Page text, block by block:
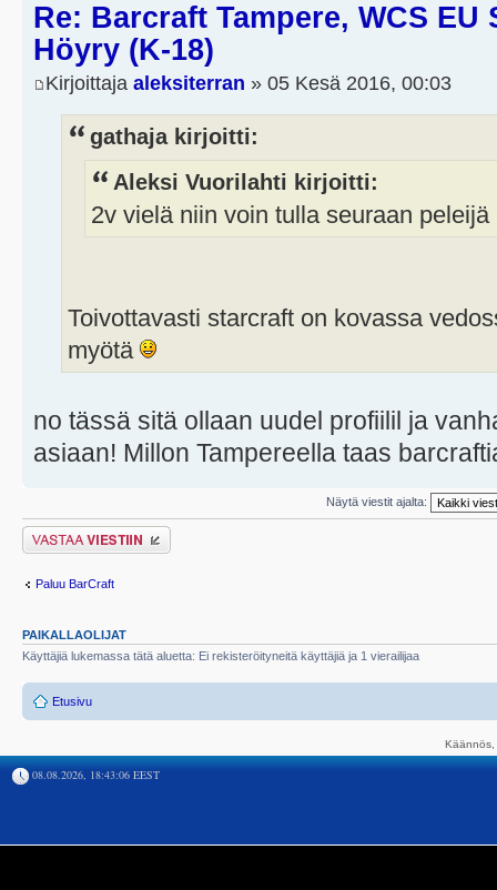
Re: Barcraft Tampere, WCS EU
Höyry (K-18)
Kirjoittaja aleksiterran » 05 Kesä 2016, 00:03
gathaja kirjoitti:
Aleksi Vuorilahti kirjoitti:
2v vielä niin voin tulla seuraan
Toivottavasti starcraft on kovassa
myötä
no tässä sitä ollaan uudel profiilil ja
asiaan! Millon Tampereella taas
Näytä viestit ajalta:
Lähetä vastaus
Paluu BarCraft
PAIKALLAOLIJAT
Käyttäjiä lukemassa tätä aluetta: Ei rekisteröityneitä käyttäjiä ja 1 vierailijaa
Etusivu
08.08.2026, 18:43:06 EEST